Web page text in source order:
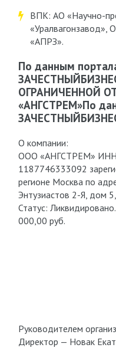
ВПК: АО «Научно-
«Уралвагонзавод»,
«АПРЗ».
По данным
ОГРАНИЧЕННОЙ
«АНГСТРЕМ»По
О компании:
ООО «АНГСТРЕМ»
1187746333092
регионе Москва по
Энтузиастов 2-Я,
Статус:
000,00 руб.
Руководителем
Директор — Новак